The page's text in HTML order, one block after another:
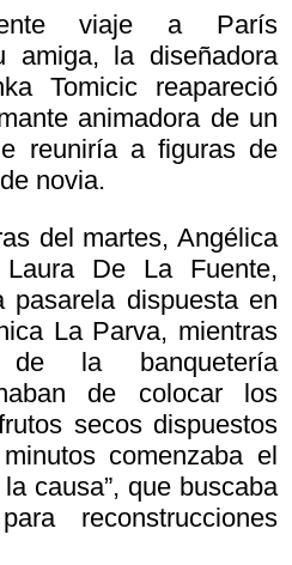
viaje a París
amiga, la diseñadora
Tomicic reapareció
animadora de un
reuniría a figuras de
novia.
del martes, Angélica
De La Fuente,
pasarela dispuesta en
La Parva, mientras
de la banquetería
de colocar los
secos dispuestos
comenzaba el
causa”, que buscaba
reconstrucciones